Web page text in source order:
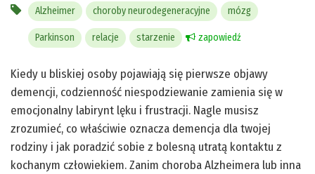
Alzheimer choroby neurodegeneracyjne mózg
Parkinson relacje starzenie zapowiedź
Kiedy u bliskiej osoby pojawiają się pierwsze objawy
demencji, codzienność niespodziewanie zamienia się w
emocjonalny labirynt lęku i frustracji. Nagle musisz
zrozumieć, co właściwie oznacza demencja dla twojej
rodziny i jak poradzić sobie z bolesną utratą kontaktu z
kochanym człowiekiem. Zanim choroba Alzheimera lub inna